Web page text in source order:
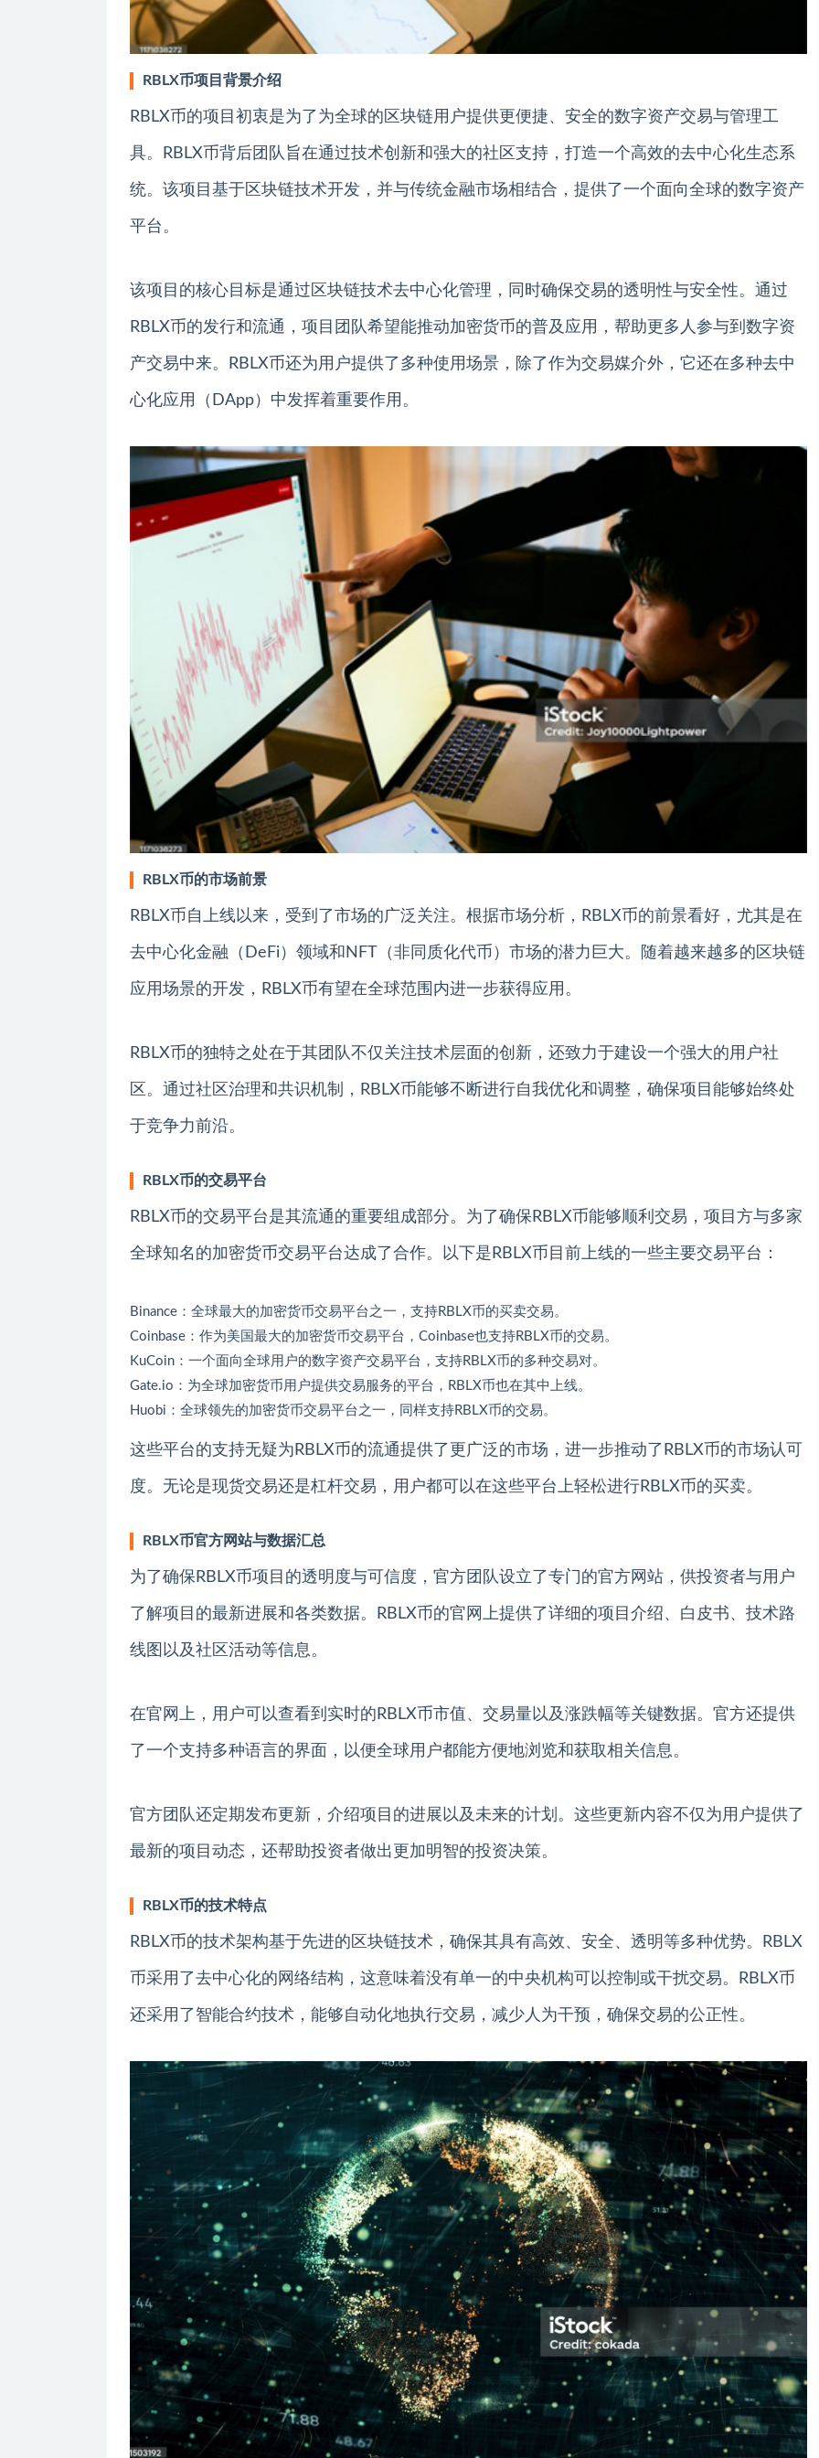
RBLX币项目背景介绍
RBLX币的项目初衷是为了为全球的区块链用户提供更便捷、安全的数字资产交易与管理工
具。RBLX币背后团队旨在通过技术创新和强大的社区支持，打造一个高效的去中心化生态系
统。该项目基于区块链技术开发，并与传统金融市场相结合，提供了一个面向全球的数字资产
平台。
该项目的核心目标是通过区块链技术去中心化管理，同时确保交易的透明性与安全性。通过
RBLX币的发行和流通，项目团队希望能推动加密货币的普及应用，帮助更多人参与到数字资
产交易中来。RBLX币还为用户提供了多种使用场景，除了作为交易媒介外，它还在多种去中
心化应用（DApp）中发挥着重要作用。
RBLX币的市场前景
RBLX币自上线以来，受到了市场的广泛关注。根据市场分析，RBLX币的前景看好，尤其是在
去中心化金融（DeFi）领域和NFT（非同质化代币）市场的潜力巨大。随着越来越多的区块链
应用场景的开发，RBLX币有望在全球范围内进一步获得应用。
RBLX币的独特之处在于其团队不仅关注技术层面的创新，还致力于建设一个强大的用户社
区。通过社区治理和共识机制，RBLX币能够不断进行自我优化和调整，确保项目能够始终处
于竞争力前沿。
RBLX币的交易平台
RBLX币的交易平台是其流通的重要组成部分。为了确保RBLX币能够顺利交易，项目方与多家
全球知名的加密货币交易平台达成了合作。以下是RBLX币目前上线的一些主要交易平台：
Binance：全球最大的加密货币交易平台之一，支持RBLX币的买卖交易。
Coinbase：作为美国最大的加密货币交易平台，Coinbase也支持RBLX币的交易。
KuCoin：一个面向全球用户的数字资产交易平台，支持RBLX币的多种交易对。
Gate.io：为全球加密货币用户提供交易服务的平台，RBLX币也在其中上线。
Huobi：全球领先的加密货币交易平台之一，同样支持RBLX币的交易。
这些平台的支持无疑为RBLX币的流通提供了更广泛的市场，进一步推动了RBLX币的市场认可
度。无论是现货交易还是杠杆交易，用户都可以在这些平台上轻松进行RBLX币的买卖。
RBLX币官方网站与数据汇总
为了确保RBLX币项目的透明度与可信度，官方团队设立了专门的官方网站，供投资者与用户
了解项目的最新进展和各类数据。RBLX币的官网上提供了详细的项目介绍、白皮书、技术路
线图以及社区活动等信息。
在官网上，用户可以查看到实时的RBLX币市值、交易量以及涨跌幅等关键数据。官方还提供
了一个支持多种语言的界面，以便全球用户都能方便地浏览和获取相关信息。
官方团队还定期发布更新，介绍项目的进展以及未来的计划。这些更新内容不仅为用户提供了
最新的项目动态，还帮助投资者做出更加明智的投资决策。
RBLX币的技术特点
RBLX币的技术架构基于先进的区块链技术，确保其具有高效、安全、透明等多种优势。RBLX
币采用了去中心化的网络结构，这意味着没有单一的中央机构可以控制或干扰交易。RBLX币
还采用了智能合约技术，能够自动化地执行交易，减少人为干预，确保交易的公正性。